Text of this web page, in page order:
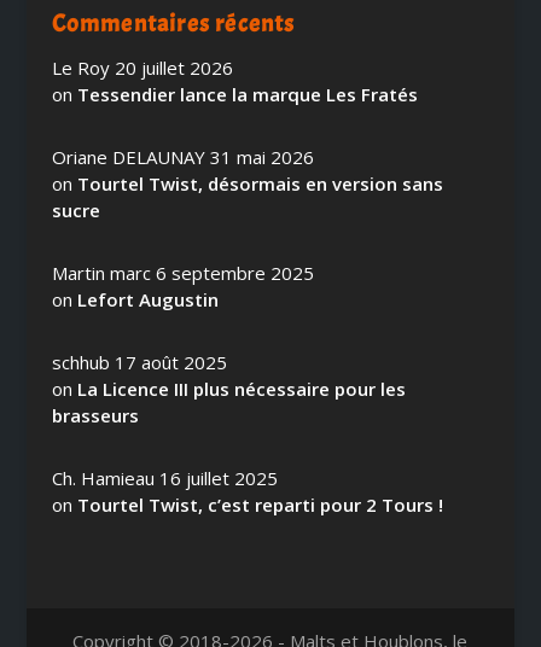
Commentaires récents
Le Roy 20 juillet 2026
on Tessendier lance la marque Les Fratés
Oriane DELAUNAY 31 mai 2026
on Tourtel Twist, désormais en version sans
sucre
Martin marc 6 septembre 2025
on Lefort Augustin
schhub 17 août 2025
on La Licence III plus nécessaire pour les
brasseurs
Ch. Hamieau 16 juillet 2025
on Tourtel Twist, c’est reparti pour 2 Tours !
Copyright © 2018-2026 - Malts et Houblons, le